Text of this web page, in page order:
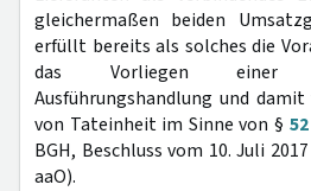
gleichermaßen beiden
erfüllt bereits als solches die
das Vorliegen einer
Ausführungshandlung und
von Tateinheit im Sinne von § 52
BGH, Beschluss vom 10. Juli
aaO).